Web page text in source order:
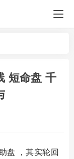
短命盘 千
盘 ，其实轮回